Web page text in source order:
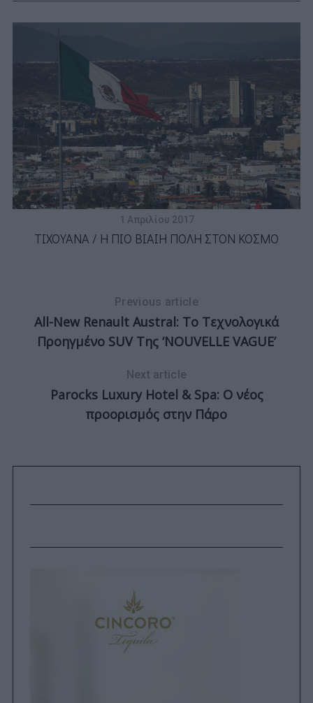
1 Απριλίου 2017
ΤΙΧΟΥΑΝΑ / Η ΠΙΟ ΒΙΑΙΗ ΠΟΛΗ ΣΤΟΝ ΚΟΣΜΟ
Previous article
All-New Renault Austral: Το Τεχνολογικά
Προηγμένο SUV Της ‘NOUVELLE VAGUE’
Next article
Parocks Luxury Hotel & Spa: Ο νέος
προορισμός στην Πάρο